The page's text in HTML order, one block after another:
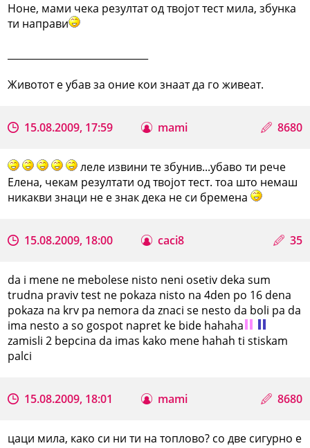
Ноне, мами чека резултат од твојот тест мила, збунка
ти направи
Животот е убав за оние кои знаат да го живеат.
15.08.2009, 17:59 mami 8680
леле извини те збунив...убаво ти рече
Елена, чекам резултати од твојот тест. тоа што немаш
никакви знаци не е знак дека не си бремена
15.08.2009, 18:00 caci8 35
da i mene ne mebolese nisto neni osetiv deka sum
trudna praviv test ne pokaza nisto na 4den po 16 dena
pokaza na krv pa nemora da znaci se nesto da boli pa da
ima nesto a so gospot napret ke bide hahaha
zamisli 2 bepcina da imas kako mene hahah ti stiskam
palci
15.08.2009, 18:01 mami 8680
цаци мила, како си ни ти на топлово? со две сигурно е